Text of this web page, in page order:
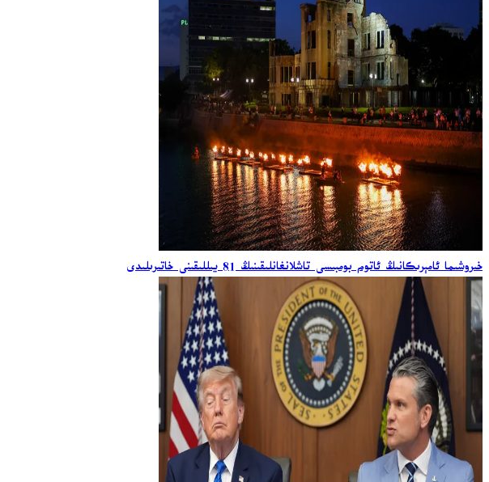
خىروشىما ئامېرىكانىڭ ئاتوم بومبىسى تاشلانغانلىقىنىڭ 81 يىللىقىنى خاتىرىلىدى